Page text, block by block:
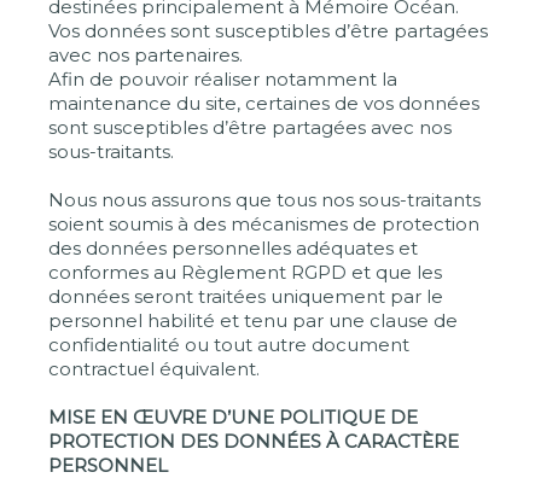
destinées principalement à Mémoire Océan.
Vos données sont susceptibles d’être partagées
avec nos partenaires.
Afin de pouvoir réaliser notamment la
maintenance du site, certaines de vos données
sont susceptibles d’être partagées avec nos
sous-traitants.
Nous nous assurons que tous nos sous-traitants
soient soumis à des mécanismes de protection
des données personnelles adéquates et
conformes au Règlement RGPD et que les
données seront traitées uniquement par le
personnel habilité et tenu par une clause de
confidentialité ou tout autre document
contractuel équivalent.
MISE EN ŒUVRE D’UNE POLITIQUE DE
PROTECTION DES DONNÉES À CARACTÈRE
PERSONNEL